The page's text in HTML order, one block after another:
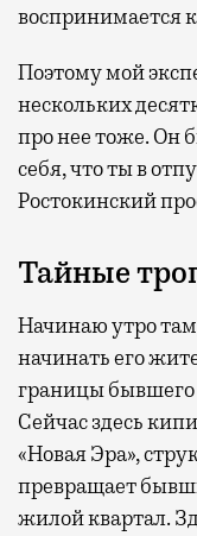
воспринимается
Поэтому мой
нескольких
про нее тоже. Он
себя, что ты в
Ростокинский
Тайные
Начинаю утро
начинать его
границы бывшего
Сейчас здесь
«Новая Эра»,
превращает
жилой квартал.